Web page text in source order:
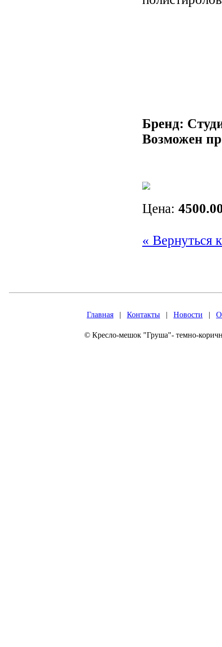
Бренд:
Возможен
Цена:
« Вернуться
Главная | Контакты | Новости | О
© Кресло-мешок "Груша"- темно-